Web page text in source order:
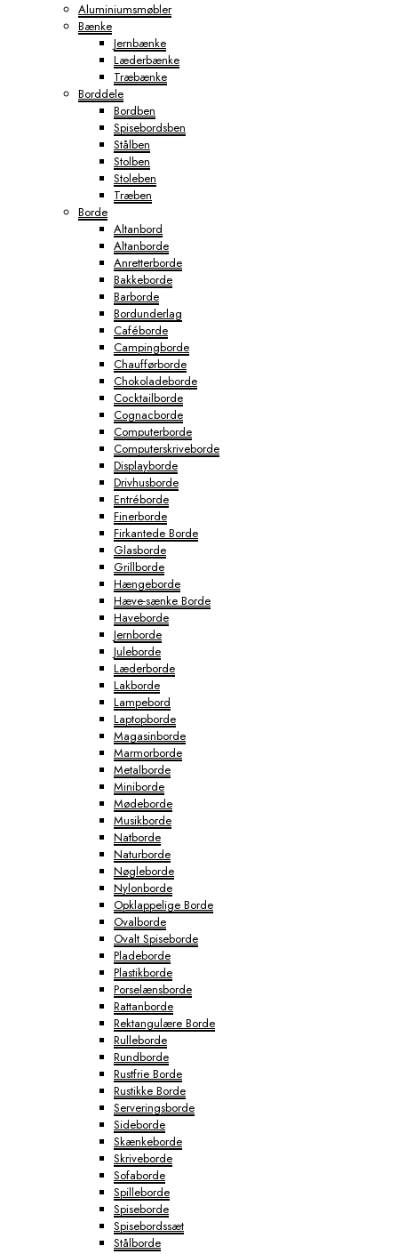
Aluminiumsmøbler
Bænke
Jernbænke
Læderbænke
Træbænke
Borddele
Bordben
Spisebordsben
Stålben
Stolben
Stoleben
Træben
Borde
Altanbord
Altanborde
Anretterborde
Bakkeborde
Barborde
Bordunderlag
Caféborde
Campingborde
Chaufførborde
Chokoladeborde
Cocktailborde
Cognacborde
Computerborde
Computerskriveborde
Displayborde
Drivhusborde
Entréborde
Finerborde
Firkantede Borde
Glasborde
Grillborde
Hængeborde
Hæve-sænke Borde
Haveborde
Jernborde
Juleborde
Læderborde
Lakborde
Lampebord
Laptopborde
Magasinborde
Marmorborde
Metalborde
Miniborde
Mødeborde
Musikborde
Natborde
Naturborde
Nøgleborde
Nylonborde
Opklappelige Borde
Ovalborde
Ovalt Spiseborde
Pladeborde
Plastikborde
Porselænsborde
Rattanborde
Rektangulære Borde
Rulleborde
Rundborde
Rustfrie Borde
Rustikke Borde
Serveringsborde
Sideborde
Skænkeborde
Skriveborde
Sofaborde
Spilleborde
Spiseborde
Spisebordssæt
Stålborde